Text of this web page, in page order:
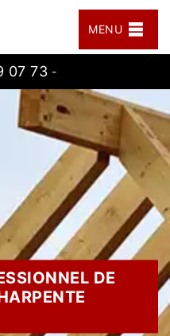
MENU
07 73 -
DE